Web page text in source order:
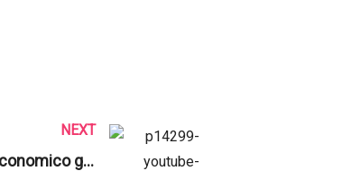
NEXT
Lo scenario macroeconomico globale secondo Alberto Cattaneo di Ersel